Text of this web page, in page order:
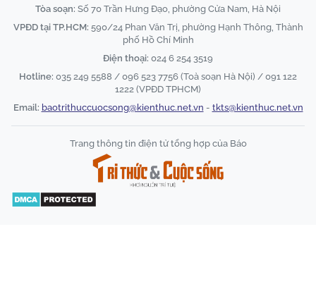
Tòa soạn: Số 70 Trần Hưng Đạo, phường Cửa Nam, Hà Nội
VPĐD tại TP.HCM: 590/24 Phan Văn Trị, phường Hạnh Thông, Thành
phố Hồ Chí Minh
Điện thoại: 024 6 254 3519
Hotline: 035 249 5588 / 096 523 7756 (Toà soạn Hà Nội) / 091 122
1222 (VPĐD TPHCM)
Email: baotrithuccuocsong@kienthuc.net.vn - tkts@kienthuc.net.vn
Trang thông tin điện tử tổng hợp của Báo